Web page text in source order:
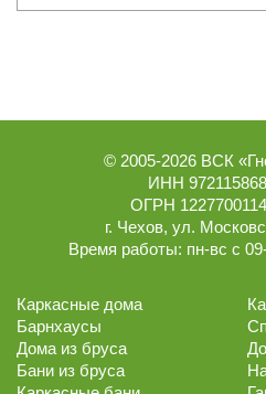
© 2005-2026 ВСК
ИНН
ОГРН
г. Чехов, ул.
Время работы: пн-вс с
Каркасные дома
Барнхаусы
Дома из бруса
Бани из бруса